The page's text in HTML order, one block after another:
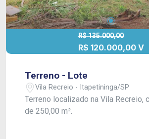
R$ 135.000,00
R$ 120.000,00 V
Terreno - Lote
Vila Recreio - Itapetininga/SP
Terreno localizado na Vila Recreio,
de 250,00 m².